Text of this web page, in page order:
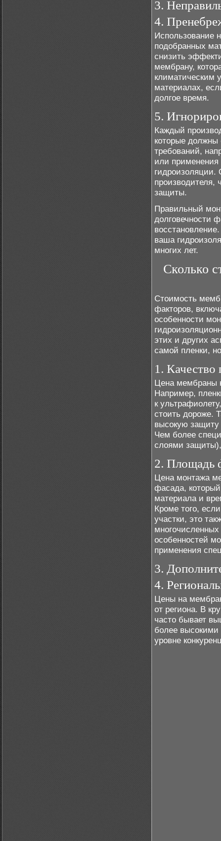
3.
4.
Использование
подобранных
снизить
мембрану,
климатическим
материалах,
долгое время.
5.
Каждый
которые должны
требований,
или применения
гидроизоляции.
производителя,
защиты.
Правильный
долговечности
ваша
многих лет.
Сколько
Стоимость
факторов,
особенности
этих и других
самой пленки,
1. Качество
Цена мембраны
Например,
к
стоить дороже.
высокую
Чем более
слоями
2. Площадь
Цена монтажа
фасада,
материала и
Кроме того,
участки, это
многочисленных
особенностей
применения
3.
4.
Цены на
от региона. В
часто бывает
более высокими
уровне